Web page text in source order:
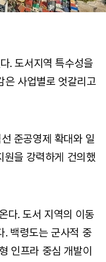
. 도서지역 특수성을
은 사업별로 엇갈리고
준공영제 확대와 일
을 강력하게 건의했
다. 도서 지역의 이동
. 백령도는 군사적 중
인프라 중심 개발이